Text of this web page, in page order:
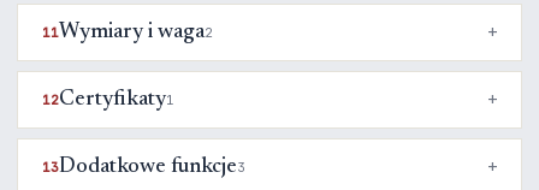
11Wymiary i waga2
12Certyfikaty1
13Dodatkowe funkcje3